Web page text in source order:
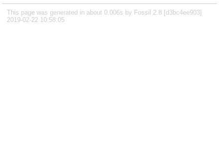
This page was generated in about 0.006s by Fossil 2.8 [d3bc4ee903]
2019-02-22 10:58:05